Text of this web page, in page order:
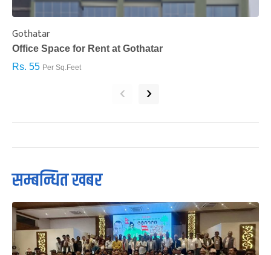
Gothatar
Office Space for Rent at Gothatar
Rs. 55 Per Sq.Feet
‹ ›
सम्बन्धित खबर